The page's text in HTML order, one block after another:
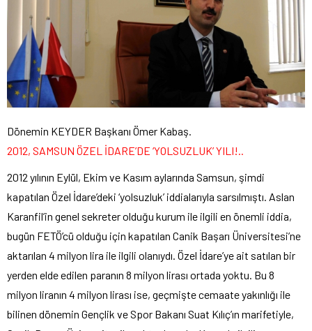
Dönemin KEYDER Başkanı Ömer Kabaş.
2012, SAMSUN ÖZEL İDARE’DE ‘YOLSUZLUK’ YILI!..
2012 yılının Eylül, Ekim ve Kasım aylarında Samsun, şimdi
kapatılan Özel İdare’deki ‘yolsuzluk’ iddialarıyla sarsılmıştı. Aslan
Karanfil’in genel sekreter olduğu kurum ile ilgili en önemli iddia,
bugün FETÖ’cü olduğu için kapatılan Canik Başarı Üniversitesi’ne
aktarılan 4 milyon lira ile ilgili olanıydı. Özel İdare’ye ait satılan bir
yerden elde edilen paranın 8 milyon lirası ortada yoktu. Bu 8
milyon liranın 4 milyon lirası ise, geçmişte cemaate yakınlığı ile
bilinen dönemin Gençlik ve Spor Bakanı Suat Kılıç’ın marifetiyle,